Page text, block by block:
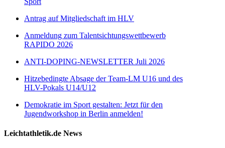
Antrag auf Mitgliedschaft im HLV
Anmeldung zum Talentsichtungswettbewerb
RAPIDO 2026
ANTI-DOPING-NEWSLETTER Juli 2026
Hitzebedingte Absage der Team-LM U16 und des
HLV-Pokals U14/U12
Demokratie im Sport gestalten: Jetzt für den
Jugendworkshop in Berlin anmelden!
Leichtathletik.de News